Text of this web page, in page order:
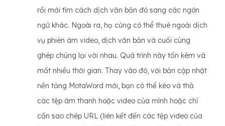
rồi mới tìm cách dịch văn bản đó sang các ngôn
ngữ khác. Ngoài ra, họ cũng có thể thuê ngoài dịch
vụ phiên âm video, dịch văn bản và cuối cùng
ghép chúng lại với nhau. Quá trình này tốn kém và
mất nhiều thời gian. Thay vào đó, với bản cập nhật
nền tảng MotaWord mới, bạn có thể kéo và thả
các tệp âm thanh hoặc video của mình hoặc chỉ
cần sao chép URL (liên kết đến các tệp video của